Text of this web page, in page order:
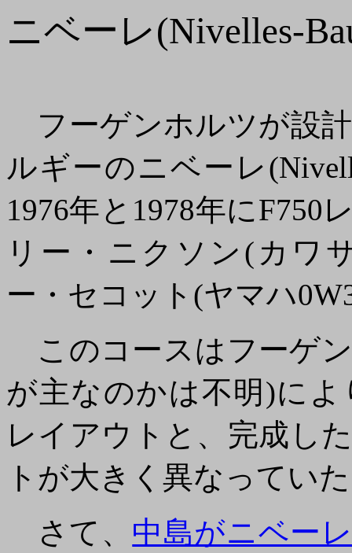
ニベーレ(Nivelles-
フーゲンホルツが設
ルギーのニベーレ
1976年と1978年にF750
リー・ニクソン(カワ
ー・セコット(ヤマハ
このコースはフーゲン
が主なのかは不明)に
レイアウトと、完成し
トが大きく異なってい
さて、 中島がニベー